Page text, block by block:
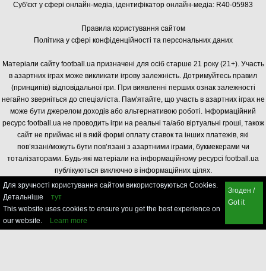
Суб'єкт у сфері онлайн-медіа, ідентифікатор онлайн-медіа: R40-05983
Правила користування сайтом
Політика у сфері конфіденційності та персональних даних
Матеріали сайту football.ua призначені для осіб старше 21 року (21+). Участь
в азартних іграх може викликати ігрову залежність. Дотримуйтесь правил
(принципів) відповідальної гри. При виявленні перших ознак залежності
негайно зверніться до спеціаліста. Пам'ятайте, що участь в азартних іграх не
може бути джерелом доходів або альтернативою роботі. Інформаційний
ресурс football.ua не проводить ігри на реальні та/або віртуальні гроші, також
сайт не приймає ні в якій формі оплату ставок та інших платежів, які
пов’язані/можуть бути пов’язані з азартними іграми, букмекерами чи
тоталізаторами. Будь-які матеріали на інформаційному ресурсі football.ua
публікуються виключно в інформаційних цілях.
Для зручності користування сайтом використовуються Cookies.
Детальніше
тут
This website uses cookies to ensure you get the best experience on
our website.
Learn more
Згоден /
Got it